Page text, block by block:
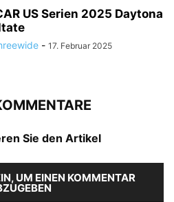
US Serien 2025 Daytona
- 17. Februar 2025
Sie den Artikel
UM EINEN KOMMENTAR